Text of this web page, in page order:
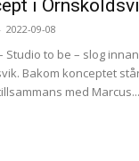
i
- 2022-09-08
Studio to be – slog
Bakom konceptet
med Marcus...